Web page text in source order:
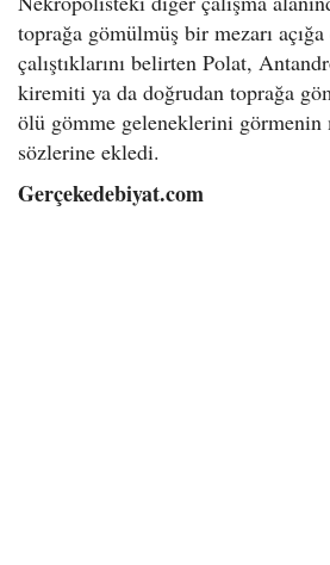
toprağa gömülmüş bir mezarı açığa
çalıştıklarını belirten Polat,
kiremiti ya da doğrudan toprağa
ölü gömme geleneklerini
sözlerine ekledi.
Gerçekedebiyat.com